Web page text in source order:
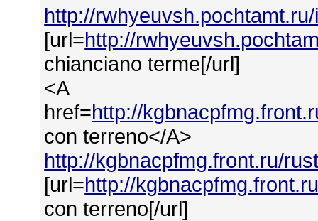
http://
[url=http://
chianciano terme[/url]
<A
href=http://
con terreno</A>
http://kgbnacpfmg.front.ru/
[url=http://
con terreno[/url]